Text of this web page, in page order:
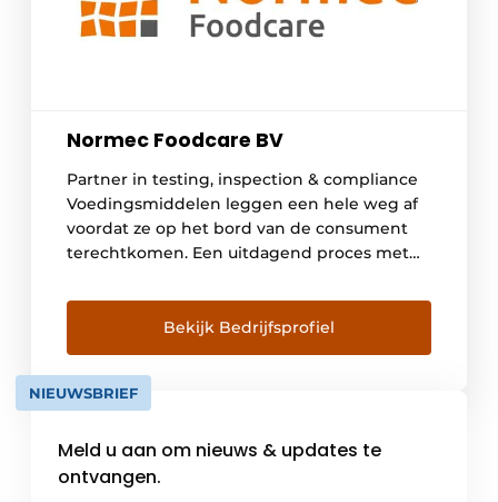
Normec Foodcare BV
Partner in testing, inspection & compliance
Voedingsmiddelen leggen een hele weg af
voordat ze op het bord van de consument
terechtkomen. Een uitdagend proces met
analyses, advies, smaak- en
kwaliteitsmonitoring of digitalisering. Als
kennispartner in voedselveiligheid,
productkwaliteit en smaak ontzorgen we je
met een breed pakket aan […]
Bekijk Bedrijfsprofiel
NIEUWSBRIEF
Meld u aan om nieuws & updates te
ontvangen.